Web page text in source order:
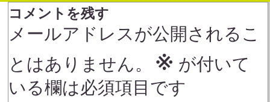
コメントを残す
メールアドレスが公開されるこ
とはありません。 ※ が付いて
いる欄は必須項目です